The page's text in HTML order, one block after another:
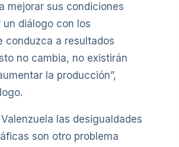
mejorar sus condiciones
un diálogo con los
conduzca a resultados
no cambia, no existirán
la producción”,
Valenzuela las desigualdades
son otro problema